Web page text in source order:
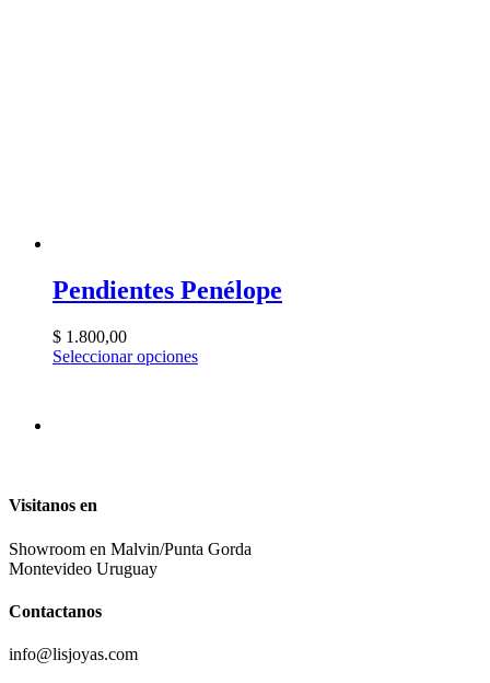
Pendientes Penélope
$ 1.800,00
Seleccionar opciones
Visitanos en
Showroom en Malvin/Punta Gorda
Montevideo Uruguay
Contactanos
info@lisjoyas.com